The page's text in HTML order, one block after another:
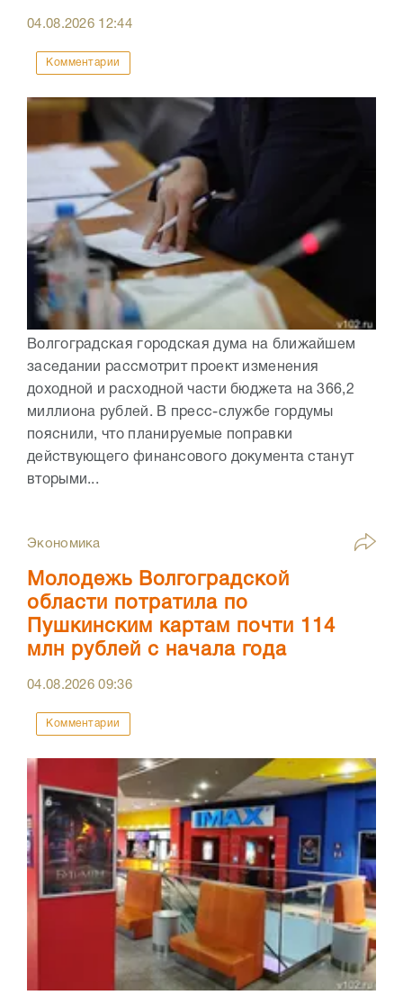
04.08.2026 12:44
Комментарии
Волгоградская городская дума на ближайшем
заседании рассмотрит проект изменения
доходной и расходной части бюджета на 366,2
миллиона рублей. В пресс-службе гордумы
пояснили, что планируемые поправки
действующего финансового документа станут
вторыми...
Экономика
Молодежь Волгоградской
области потратила по
Пушкинским картам почти 114
млн рублей с начала года
04.08.202609:36
Комментарии